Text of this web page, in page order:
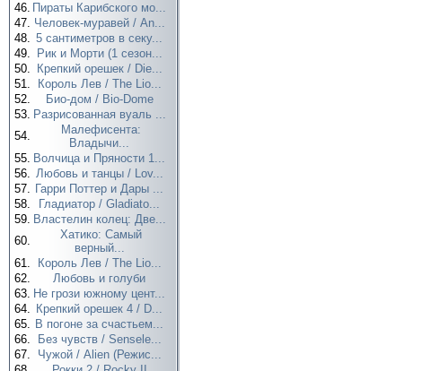
46. Пираты Карибского мо...
47. Человек-муравей / An...
48. 5 сантиметров в секу...
49.
Рик и Морти (1 сезон...
50.
Крепкий орешек / Die...
51.
Король Лев / The Lio...
52.
Био-дом / Bio-Dome
53. Разрисованная вуаль ...
54.
Малефисента:
Владычи...
55. Волчица и Пряности 1...
56. Любовь и танцы / Lov...
57. Гарри Поттер и Дары ...
58.
Гладиатор / Gladiato...
59. Властелин колец: Две...
60.
Хатико: Самый
верный...
61.
Король Лев / The Lio...
62.
Любовь и голуби
63. Не грози южному цент...
64. Крепкий орешек 4 / D...
65. В погоне за счастьем...
66.
Без чувств / Sensele...
67.
Чужой / Alien (Режис...